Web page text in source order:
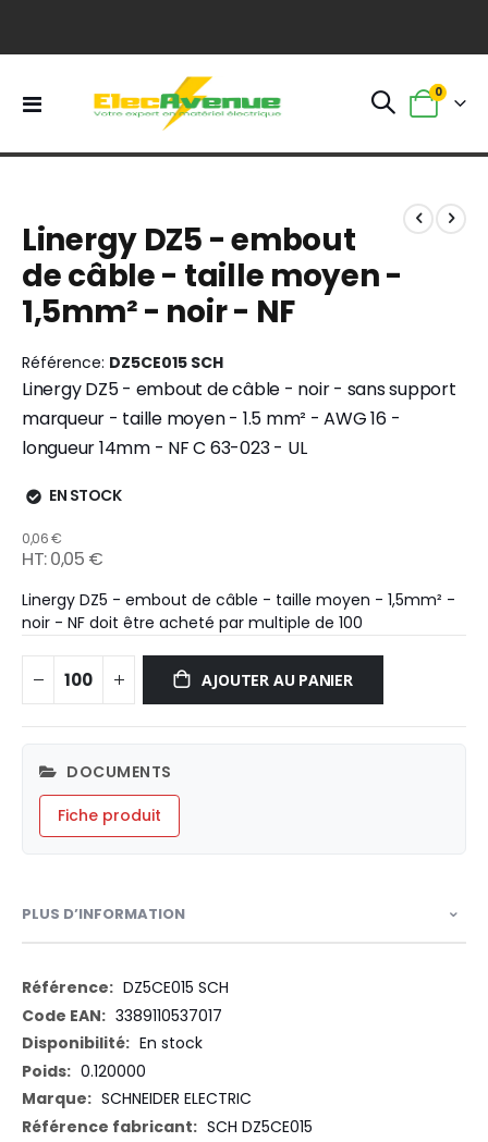
Basculer
Panier
0
the
end
of
the
images
the
beginning
of
the
images
Linergy DZ5 - embout
de câble - taille moyen -
1,5mm² - noir - NF
Référence DZ5CE015 SCH
Linergy DZ5 - embout de câble - noir - sans support
marqueur - taille moyen - 1.5 mm² - AWG 16 -
longueur 14mm - NF C 63-023 - UL
EN STOCK
0,06 €
0,05 €
Linergy DZ5 - embout de câble - taille moyen - 1,5mm² -
noir - NF doit être acheté par multiple de 100
AJOUTER AU PANIER
DOCUMENTS
Fiche produit
PLUS D’INFORMATION
Plus
d’information
DZ5CE015 SCH
3389110537017
En stock
0.120000
SCHNEIDER ELECTRIC
SCH DZ5CE015